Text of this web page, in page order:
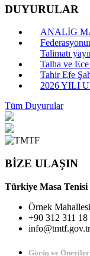
DUYURULAR
ANALİG
Talimatı
Talha ve
Tahir Efe
2026 YILI
Tüm Duyurular
BİZE ULAŞIN
Türkiye Masa Tenisi
Örnek
+90 312 311 18
info@tmtf.gov.tr
Görüş ve